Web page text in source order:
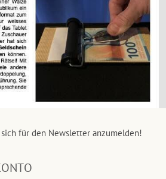
für den Newsletter anzumelden!